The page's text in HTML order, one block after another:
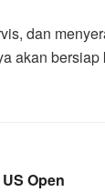
dan
akan
Open